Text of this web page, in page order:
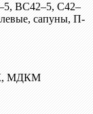
ВС42–5, С42–
сапуны, П-
МДКМ